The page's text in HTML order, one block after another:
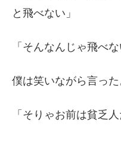
と飛べない」
「そんなんじゃ飛べな
僕は笑いながら言った
「そりゃお前は貧乏人